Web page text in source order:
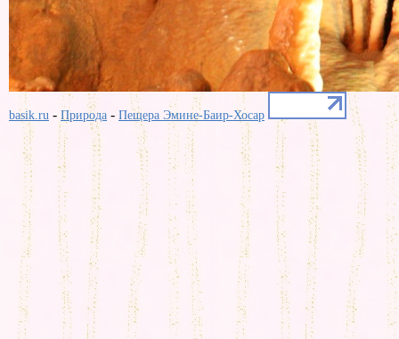
basik.ru - Природа - Пещера Эмине-Баир-Хосар